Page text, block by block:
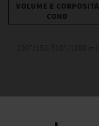
VOLUME E CORPOSITÀ
COND
100*/150/500*/1000 ml